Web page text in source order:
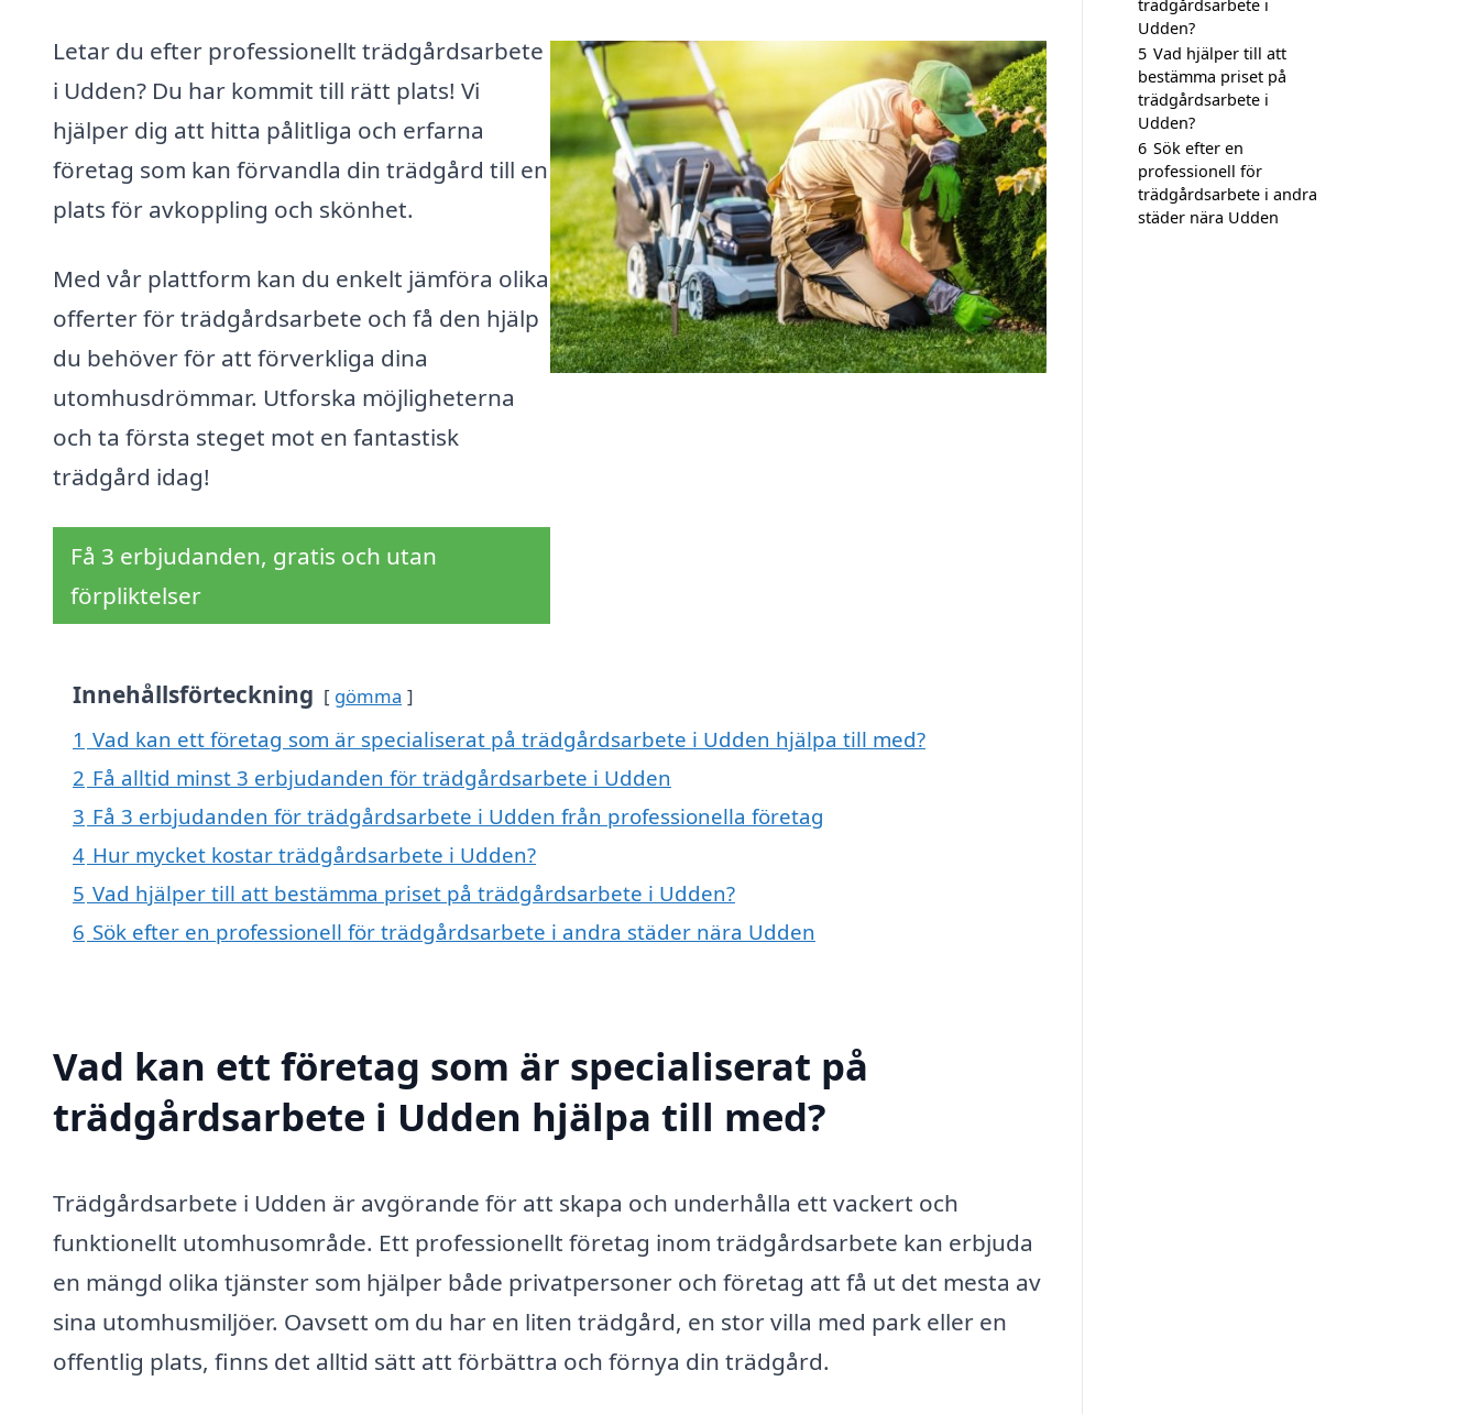
Letar du efter professionellt trädgårdsarbete
i Udden? Du har kommit till rätt plats! Vi
hjälper dig att hitta pålitliga och erfarna
företag som kan förvandla din trädgård till en
plats för avkoppling och skönhet.
Med vår plattform kan du enkelt jämföra olika
offerter för trädgårdsarbete och få den hjälp
du behöver för att förverkliga dina
utomhusdrömmar. Utforska möjligheterna
och ta första steget mot en fantastisk
trädgård idag!
Få 3 erbjudanden, gratis och utan
förpliktelser
Innehållsförteckning gömma
1 Vad kan ett företag som är specialiserat på trädgårdsarbete i Udden hjälpa till med?
2 Få alltid minst 3 erbjudanden för trädgårdsarbete i Udden
3 Få 3 erbjudanden för trädgårdsarbete i Udden från professionella företag
4 Hur mycket kostar trädgårdsarbete i Udden?
5 Vad hjälper till att bestämma priset på trädgårdsarbete i Udden?
6 Sök efter en professionell för trädgårdsarbete i andra städer nära Udden
Vad kan ett företag som är specialiserat på
trädgårdsarbete i Udden hjälpa till med?
Trädgårdsarbete i Udden är avgörande för att skapa och underhålla ett vackert och
funktionellt utomhusområde. Ett professionellt företag inom trädgårdsarbete kan erbjuda
en mängd olika tjänster som hjälper både privatpersoner och företag att få ut det mesta av
sina utomhusmiljöer. Oavsett om du har en liten trädgård, en stor villa med park eller en
offentlig plats, finns det alltid sätt att förbättra och förnya din trädgård.
trädgårdsarbete i
Udden?
5 Vad hjälper till att
bestämma priset på
trädgårdsarbete i
Udden?
6 Sök efter en
professionell för
trädgårdsarbete i andra
städer nära Udden